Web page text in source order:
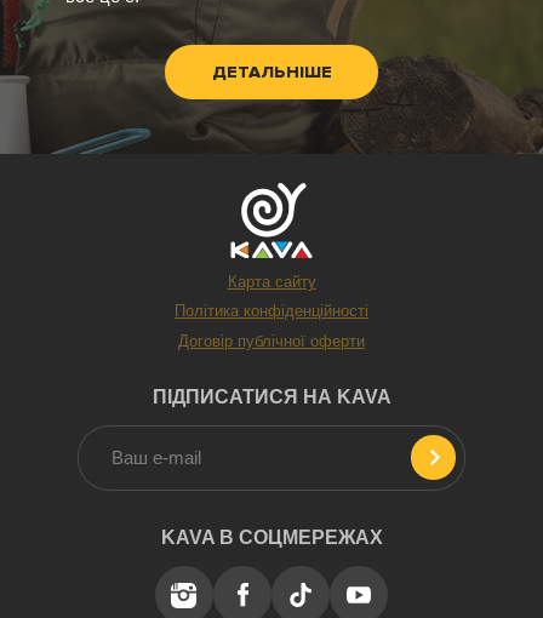
ДЕТАЛЬНІШЕ
Карта сайту
Політика конфіденційності
Договір публічної оферти
ПІДПИСАТИСЯ НА KAVA
KAVA В СОЦМЕРЕЖАХ